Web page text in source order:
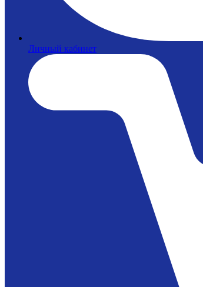
Личный кабинет